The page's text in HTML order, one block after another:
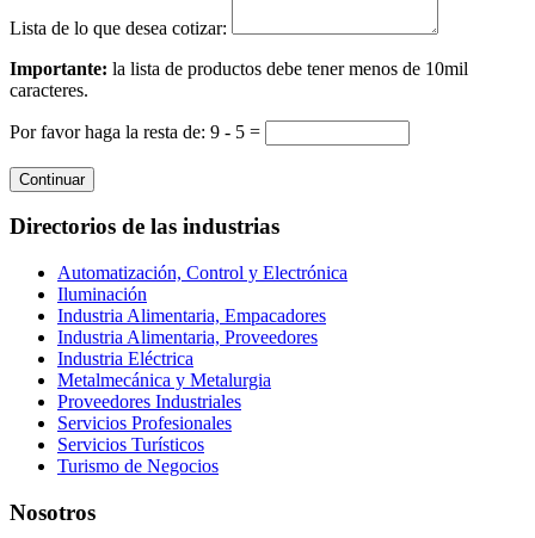
Lista de lo que desea cotizar:
Importante: la lista de productos debe tener menos de 10mil
caracteres.
Por favor haga la resta de: 9 - 5 =
Continuar
Directorios de las industrias
Automatización, Control y Electrónica
Iluminación
Industria Alimentaria, Empacadores
Industria Alimentaria, Proveedores
Industria Eléctrica
Metalmecánica y Metalurgia
Proveedores Industriales
Servicios Profesionales
Servicios Turísticos
Turismo de Negocios
Nosotros